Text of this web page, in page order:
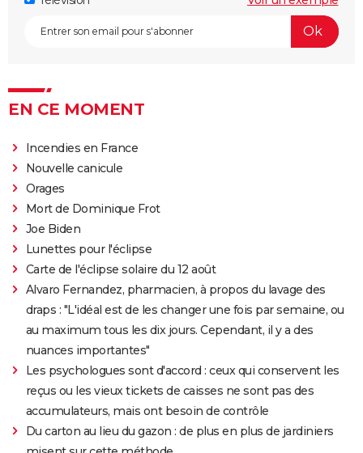
EN CE MOMENT
Incendies en France
Nouvelle canicule
Orages
Mort de Dominique Frot
Joe Biden
Lunettes pour l'éclipse
Carte de l'éclipse solaire du 12 août
Alvaro Fernandez, pharmacien, à propos du lavage des
draps : "L'idéal est de les changer une fois par semaine, ou
au maximum tous les dix jours. Cependant, il y a des
nuances importantes"
Les psychologues sont d'accord : ceux qui conservent les
reçus ou les vieux tickets de caisses ne sont pas des
accumulateurs, mais ont besoin de contrôle
Du carton au lieu du gazon : de plus en plus de jardiniers